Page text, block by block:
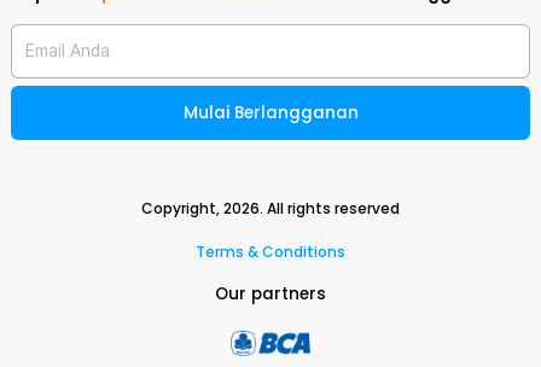
Email Anda
Mulai Berlangganan
Copyright,2026. All rights reserved
Terms & Conditions
Our partners